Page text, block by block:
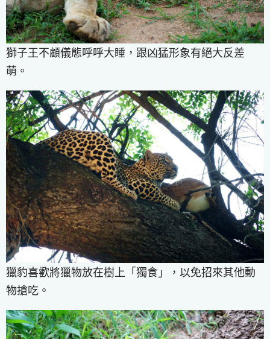
獅子王不顧儀態呼呼大睡，跟凶猛形象有絕大反差
萌。
獵豹喜歡將獵物放在樹上「獨食」，以免招來其他動
物搶吃。